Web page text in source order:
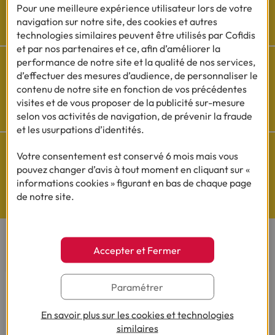
Besoin d'aide ?
Découvrez l'espace questions/réponses
Cofidis sur les
réseaux sociaux
Questions de Budget
CONTACTEZ-NOUS
Par téléphone
Du lundi au vendredi de 8h00 à 19h00
Le samedi de 8h00 à 14h00.
03 28 09 21 18(Appel non surtaxé - coût selon
Pour une meilleure expérience utilisateur lors de votre
navigation sur notre site, des cookies et autres
technologies similaires peuvent être utilisés par Cofidis
et par nos partenaires et ce, afin d’améliorer la
performance de notre site et la qualité de nos services,
d’effectuer des mesures d’audience, de personnaliser le
contenu de notre site en fonction de vos précédentes
visites et de vous proposer de la publicité sur-mesure
selon vos activités de navigation, de prévenir la fraude
et les usurpations d’identités.
Votre consentement est conservé 6 mois mais vous
pouvez changer d’avis à tout moment en cliquant sur «
informations cookies » figurant en bas de chaque page
de notre site.
Accepter et Fermer
Paramétrer
En savoir plus sur les cookies et technologies
similaires